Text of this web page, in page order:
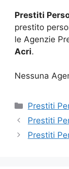
Prestiti
prestito
le Agenzie
Acri.
Nessuna
Categorie
Prestiti
Prestiti
Prestiti